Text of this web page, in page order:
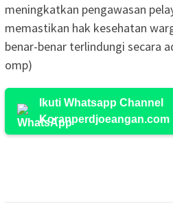
meningkatkan pengawasan
memastikan hak kesehatan
benar-benar terlindungi secara
omp)
Ikuti Whatsapp Channel
Koranperdjoeangan.com